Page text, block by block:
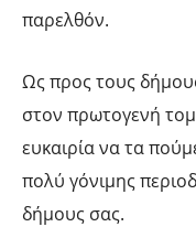
παρελθόν.
Ως προς τους
στον πρωτογενή
ευκαιρία να τα
πολύ γόνιμης
δήμους σας.